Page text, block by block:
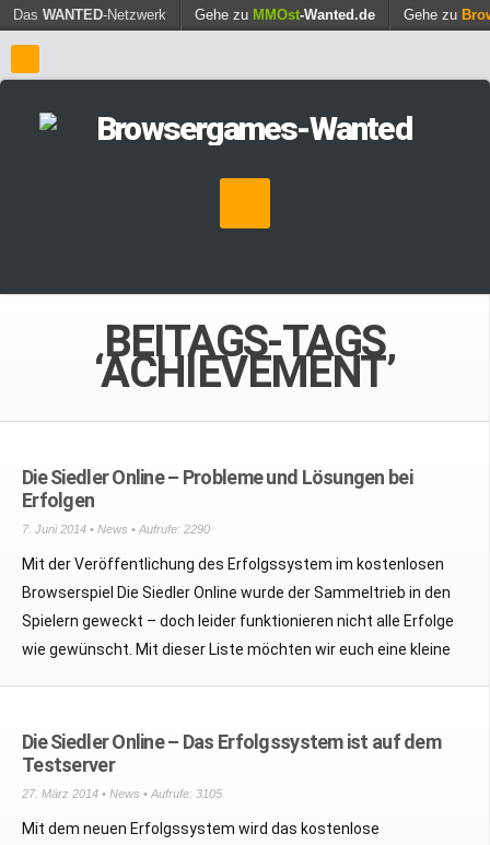
Das WANTED-Netzwerk Gehe zu MMOst-Wanted.de Gehe zu
BEITAGS-TAGS
‘ACHIEVEMENT’
Die Siedler Online – Probleme und Lösungen bei
Erfolgen
7. Juni 2014 • News • Aufrufe: 2290
Mit der Veröffentlichung des Erfolgssystem im kostenlosen
Browserspiel Die Siedler Online wurde der Sammeltrieb in den
Spielern geweckt – doch leider funktionieren nicht alle Erfolge
wie gewünscht. Mit dieser Liste möchten wir euch eine kleine
Die Siedler Online – Das Erfolgssystem ist auf dem
Testserver
27. März 2014 • News • Aufrufe: 3105
Mit dem neuen Erfolgssystem wird das kostenlose
Find out more. Okay, thanks